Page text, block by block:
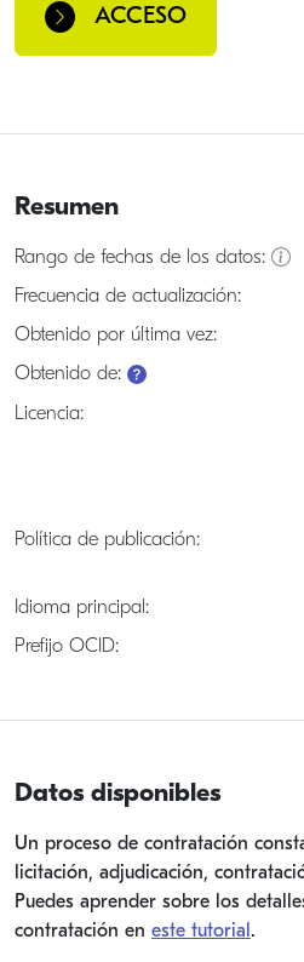
ACCESO
Resumen
Rango de fechas de los datos:
Frecuencia de actualización:
Obtenido por última vez:
Obtenido de:
Licencia:
Política de publicación:
Idioma principal:
Prefijo OCID:
Datos disponibles
Un proceso de contratación
licitación, adjudicación,
Puedes aprender sobre los
contratación en este tutorial .